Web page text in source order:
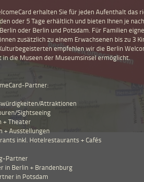
erhalten Sie für jeden Aufenthalt das
oder 5 Tage erhältlich und bieten Ihnen je
oder Berlin und Potsdam. Für Familien
zusätzlich zu einem Erwachsenen bis zu 3
empfehlen wir die Berlin
die Museen der Museumsinsel ermöglicht.
Partner:
Attraktionen
Sightseeing
+ Theater
+ Ausstellungen
inkl. Hotelrestaurants + Cafés
Partner
in Berlin + Brandenburg
in Potsdam